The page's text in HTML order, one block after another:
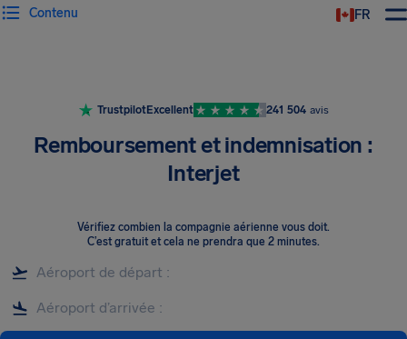
FR
Contenu
TrustpilotExcellent 241 504 avis
Remboursement et indemnisation :
Interjet
Vérifiez combien la compagnie aérienne vous doit.
C’est gratuit et cela ne prendra que 2 minutes.